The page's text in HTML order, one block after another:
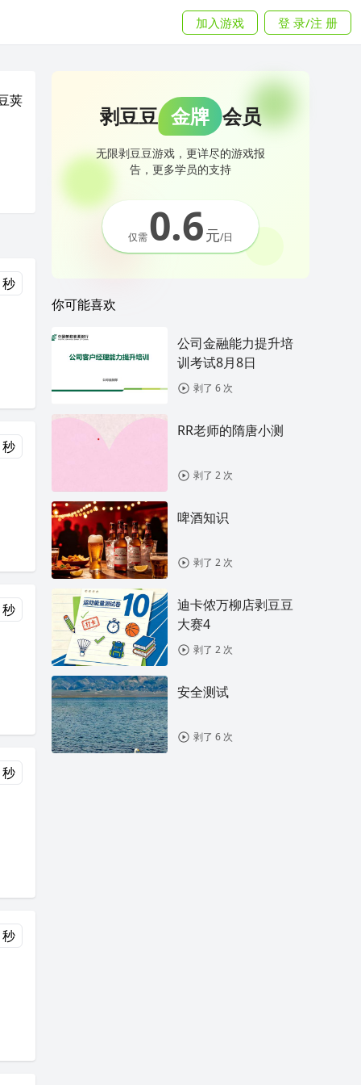
加入游戏 登 录/注 册
荚
剥豆豆 金牌 会员
无限剥豆豆游戏，更详尽的游戏报
告，更多学员的支持
仅需0.6元/日
你可能喜欢
公司金融能力提升培
训考试8月8日
剥了 6 次
RR老师的隋唐小测
剥了 2 次
啤酒知识
剥了 2 次
迪卡侬万柳店剥豆豆
大赛4
剥了 2 次
安全测试
剥了 6 次